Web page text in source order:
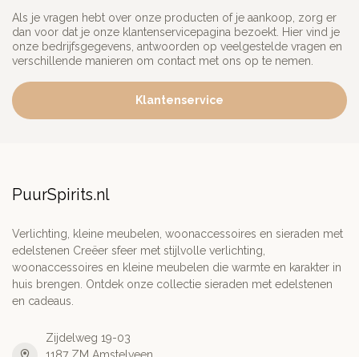
Als je vragen hebt over onze producten of je aankoop, zorg er
dan voor dat je onze klantenservicepagina bezoekt. Hier vind je
onze bedrijfsgegevens, antwoorden op veelgestelde vragen en
verschillende manieren om contact met ons op te nemen.
Klantenservice
PuurSpirits.nl
Verlichting, kleine meubelen, woonaccessoires en sieraden met
edelstenen Creëer sfeer met stijlvolle verlichting,
woonaccessoires en kleine meubelen die warmte en karakter in
huis brengen. Ontdek onze collectie sieraden met edelstenen
en cadeaus.
Zijdelweg 19-03